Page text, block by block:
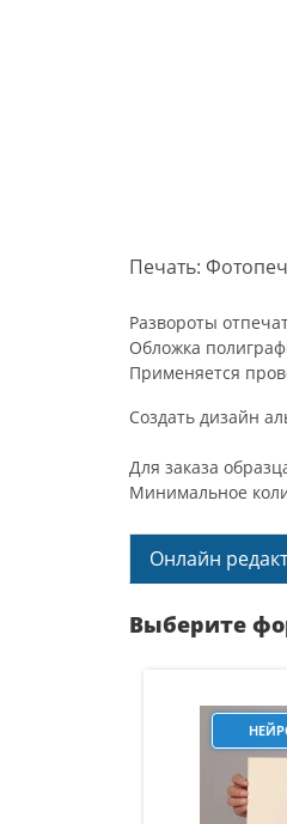
Печать:
Развороты
Обложка
Применяется
Создать дизайн
Для заказа
Минимальное
Онлайн
Выберите